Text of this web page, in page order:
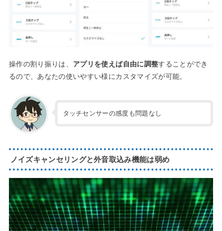
操作の割り振りは、 アプリを使えば自由に調整することができ
るので、あなたの使いやすい様にカスタマイズが可能。
タッチセンサーの感度も問題なし
ノイズキャンセリングと外音取込み機能は弱め